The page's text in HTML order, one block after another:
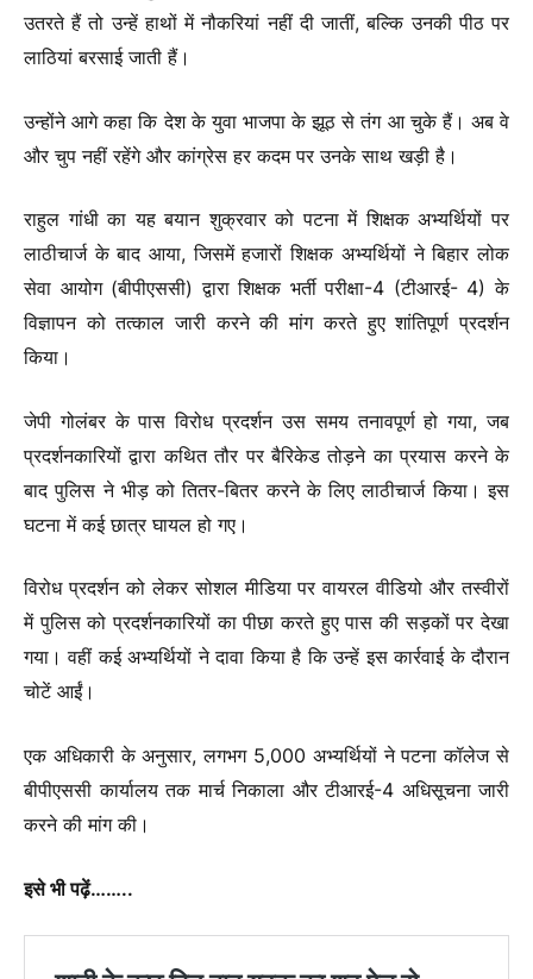
उतरते हैं तो उन्हें हाथों में नौकरियां नहीं दी जातीं, बल्कि उनकी पीठ पर
लाठियां बरसाई जाती हैं।
उन्होंने आगे कहा कि देश के युवा भाजपा के झूठ से तंग आ चुके हैं। अब वे
और चुप नहीं रहेंगे और कांग्रेस हर कदम पर उनके साथ खड़ी है।
राहुल गांधी का यह बयान शुक्रवार को पटना में शिक्षक अभ्यर्थियों पर
लाठीचार्ज के बाद आया, जिसमें हजारों शिक्षक अभ्यर्थियों ने बिहार लोक
सेवा आयोग (बीपीएससी) द्वारा शिक्षक भर्ती परीक्षा-4 (टीआरई- 4) के
विज्ञापन को तत्काल जारी करने की मांग करते हुए शांतिपूर्ण प्रदर्शन
किया।
जेपी गोलंबर के पास विरोध प्रदर्शन उस समय तनावपूर्ण हो गया, जब
प्रदर्शनकारियों द्वारा कथित तौर पर बैरिकेड तोड़ने का प्रयास करने के
बाद पुलिस ने भीड़ को तितर-बितर करने के लिए लाठीचार्ज किया। इस
घटना में कई छात्र घायल हो गए।
विरोध प्रदर्शन को लेकर सोशल मीडिया पर वायरल वीडियो और तस्वीरों
में पुलिस को प्रदर्शनकारियों का पीछा करते हुए पास की सड़कों पर देखा
गया। वहीं कई अभ्यर्थियों ने दावा किया है कि उन्हें इस कार्रवाई के दौरान
चोटें आईं।
एक अधिकारी के अनुसार, लगभग 5,000 अभ्यर्थियों ने पटना कॉलेज से
बीपीएससी कार्यालय तक मार्च निकाला और टीआरई-4 अधिसूचना जारी
करने की मांग की।
इसे भी पढ़ें……..